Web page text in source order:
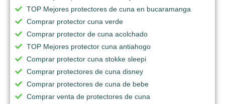
TOP Mejores protectores de cuna en bucaramanga
Comprar protector cuna verde
Comprar protector de cuna acolchado
TOP Mejores protector cuna antiahogo
Comprar protector cuna stokke sleepi
Comprar protectores de cuna disney
Comprar protectores de cuna de bebe
Comprar venta de protectores de cuna